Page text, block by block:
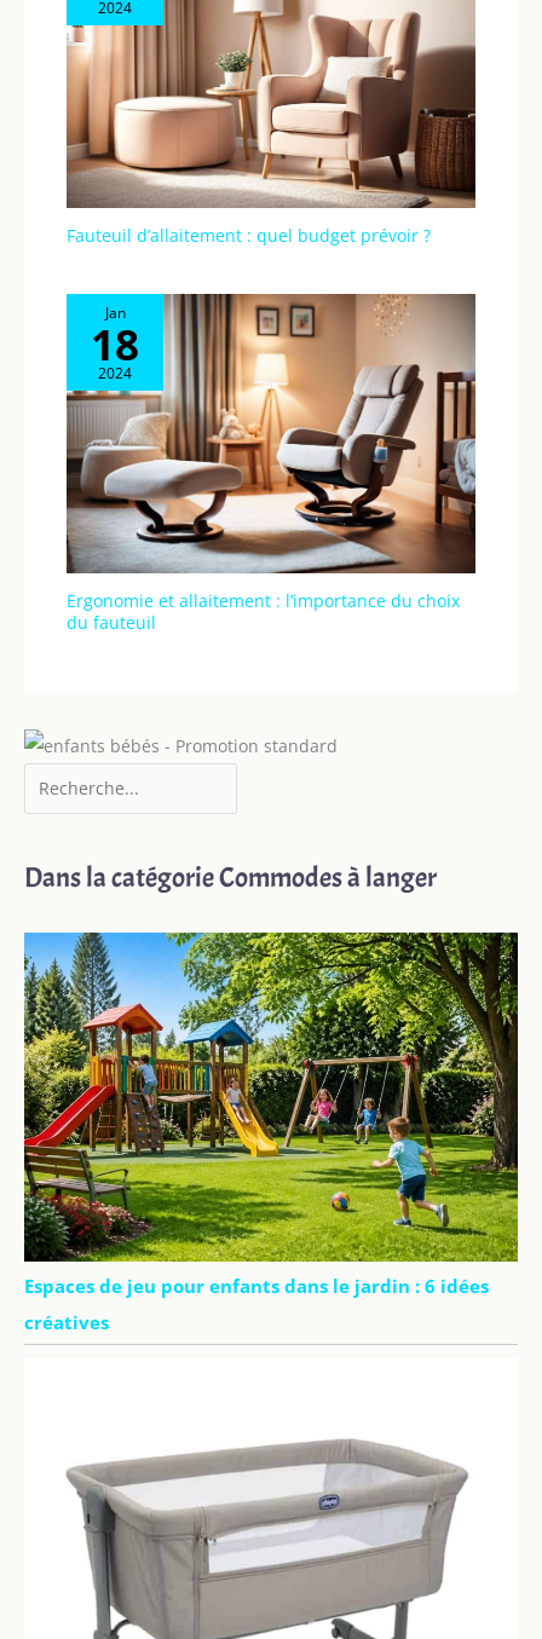
2024
Fauteuil d’allaitement : quel budget prévoir ?
Jan
18
2024
Ergonomie et allaitement : l’importance du choix
du fauteuil
Dans la catégorie Commodes à langer
Espaces de jeu pour enfants dans le jardin : 6 idées
créatives